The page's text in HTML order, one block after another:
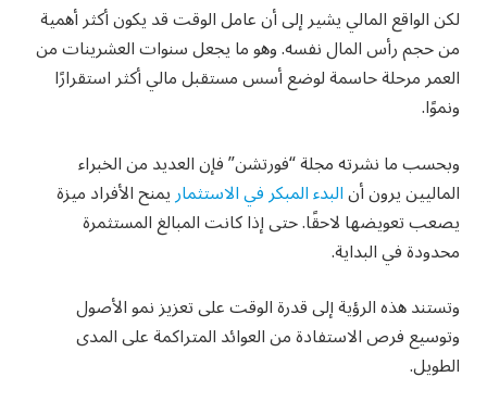
لكن الواقع المالي يشير إلى أن عامل الوقت قد يكون أكثر أهمية
من حجم رأس المال نفسه. وهو ما يجعل سنوات العشرينات من
العمر مرحلة حاسمة لوضع أسس مستقبل مالي أكثر استقرارًا
ونموًا.
وبحسب ما نشرته مجلة “فورتشن” فإن العديد من الخبراء
الماليين يرون أنالبدء المبكر في الاستثماريمنح الأفراد ميزة
يصعب تعويضها لاحقًا. حتى إذا كانت المبالغ المستثمرة
محدودة في البداية.
وتستند هذه الرؤية إلى قدرة الوقت على تعزيز نمو الأصول
وتوسيع فرص الاستفادة من العوائد المتراكمة على المدى
الطويل.